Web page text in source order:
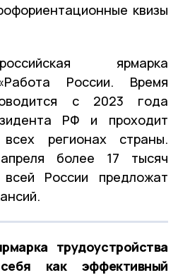
квизы
ярмарка
России. Время
с 2023 года
РФ и проходит
регионах страны.
более 17 тысяч
России предложат
трудоустройства
как эффективный